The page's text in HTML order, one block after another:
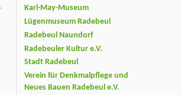
Karl-May-Museum
Lügenmuseum Radebeul
Radebeul Naundorf
Radebeuler Kultur e.V.
Stadt Radebeul
Verein für Denkmalpflege und
Neues Bauen Radebeul e.V.